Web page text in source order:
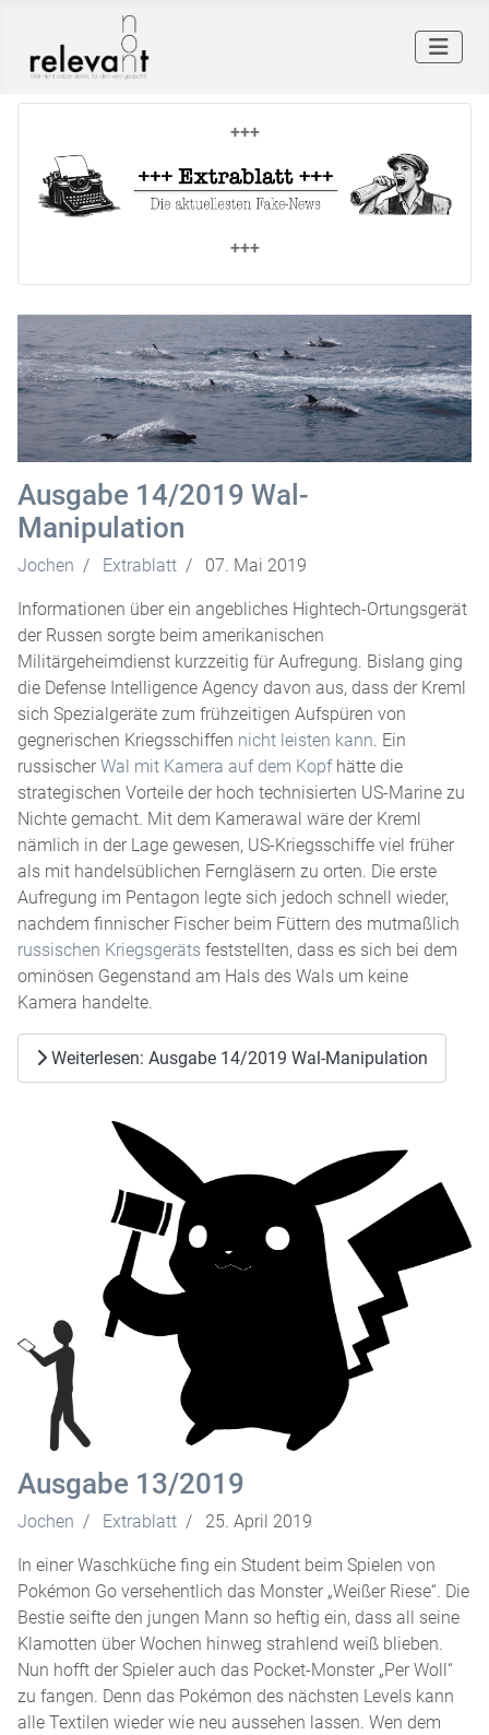
+++
+++
Ausgabe 14/2019 Wal-
Manipulation
Jochen Extrablatt 07. Mai 2019
Informationen über ein angebliches Hightech-Ortungsgerät
der Russen sorgte beim amerikanischen
Militärgeheimdienst kurzzeitig für Aufregung. Bislang ging
die Defense Intelligence Agency davon aus, dass der Kreml
sich Spezialgeräte zum frühzeitigen Aufspüren von
gegnerischen Kriegsschiffen nicht leisten kann. Ein
russischer Wal mit Kamera auf dem Kopfhätte die
strategischen Vorteile der hoch technisierten US-Marine zu
Nichte gemacht. Mit dem Kamerawal wäre der Kreml
nämlich in der Lage gewesen, US-Kriegsschiffe viel früher
als mit handelsüblichen Ferngläsern zu orten. Die erste
Aufregung im Pentagon legte sich jedoch schnell wieder,
nachdem finnischer Fischer beim Füttern des mutmaßlich
russischen Kriegsgeräts feststellten, dass es sich bei dem
ominösen Gegenstand am Hals des Wals um keine
Kamera handelte.
Weiterlesen: Ausgabe 14/2019 Wal-Manipulation
Ausgabe 13/2019
Jochen Extrablatt 25. April 2019
In einer Waschküche fing ein Student beim Spielen von
Pokémon Go versehentlich das Monster „Weißer Riese“. Die
Bestie seifte den jungen Mann so heftig ein, dass all seine
Klamotten über Wochen hinweg strahlend weiß blieben.
Nun hofft der Spieler auch das Pocket-Monster „Per Woll“
zu fangen. Denn das Pokémon des nächsten Levels kann
alle Textilen wieder wie neu aussehen lassen. Wen dem